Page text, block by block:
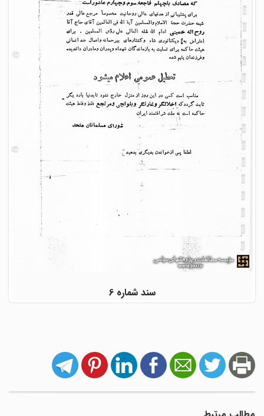
سند شماره 6